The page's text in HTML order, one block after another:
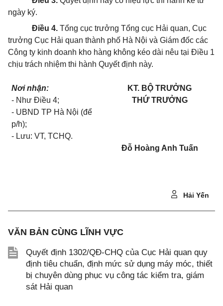
ngày ký.
Điều 4. Tổng cục trưởng Tổng cục Hải quan, Cục
trưởng Cục Hải quan thành phố Hà Nội và Giám đốc các
Công ty kinh doanh kho hàng không kéo dài nêu tại Điều 1
chịu trách nhiệm thi hành Quyết định này.
Nơi nhận:
- Như Điều 4;
- UBND TP Hà Nội (để
p/h);
- Lưu: VT, TCHQ.
KT. BỘ TRƯỞNG
THỨ TRƯỞNG
Đỗ Hoàng Anh Tuấn
Hải Yến
VĂN BẢN CÙNG LĨNH VỰC
Quyết định 1302/QĐ-CHQ của Cục Hải quan quy
định tiêu chuẩn, định mức sử dụng máy móc, thiết
bị chuyên dùng phục vụ công tác kiểm tra, giám
sát Hải quan